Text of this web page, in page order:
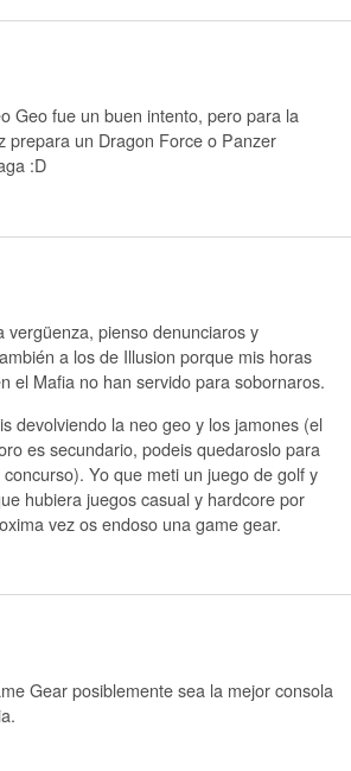
Geo fue un buen intento, pero para la
prepara un Dragon Force o Panzer
:D
vergüenza, pienso denunciaros y
a los de Illusion porque mis horas
el Mafia no han servido para sobornaros.
devolviendo la neo geo y los jamones (el
es secundario, podeis quedaroslo para
Yo que meti un juego de golf y
hubiera juegos casual y hardcore por
vez os endoso una game gear.
Gear posiblemente sea la mejor consola